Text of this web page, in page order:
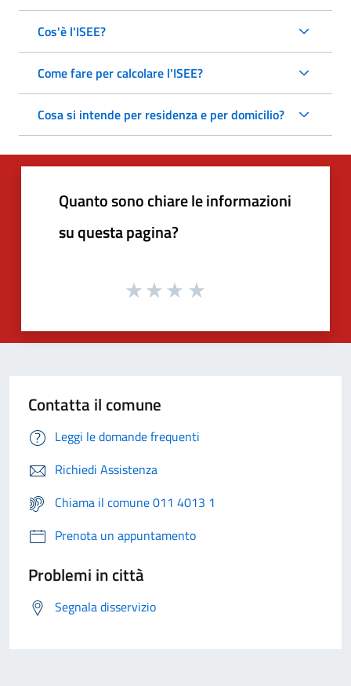
Cos'è l'ISEE?
Come fare per calcolare l'ISEE?
Cosa si intende per residenza e per domicilio?
Quanto sono chiare le informazioni
su questa pagina?
Contatta il comune
Leggi le domande frequenti
Richiedi Assistenza
Chiama il comune 011 4013 1
Prenota un appuntamento
Problemi in città
Segnala disservizio